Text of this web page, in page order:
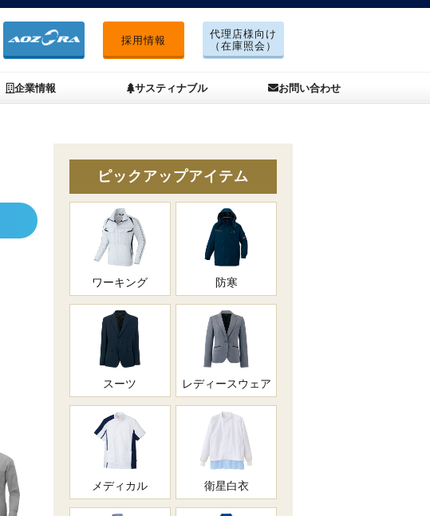
採用情報
代理店様向け
（在庫照会）
企業情報 サスティナブル お問い合わせ
ピックアップアイテム
ワーキング 防寒
スーツ レディースウェア
メディカル 衛星白衣